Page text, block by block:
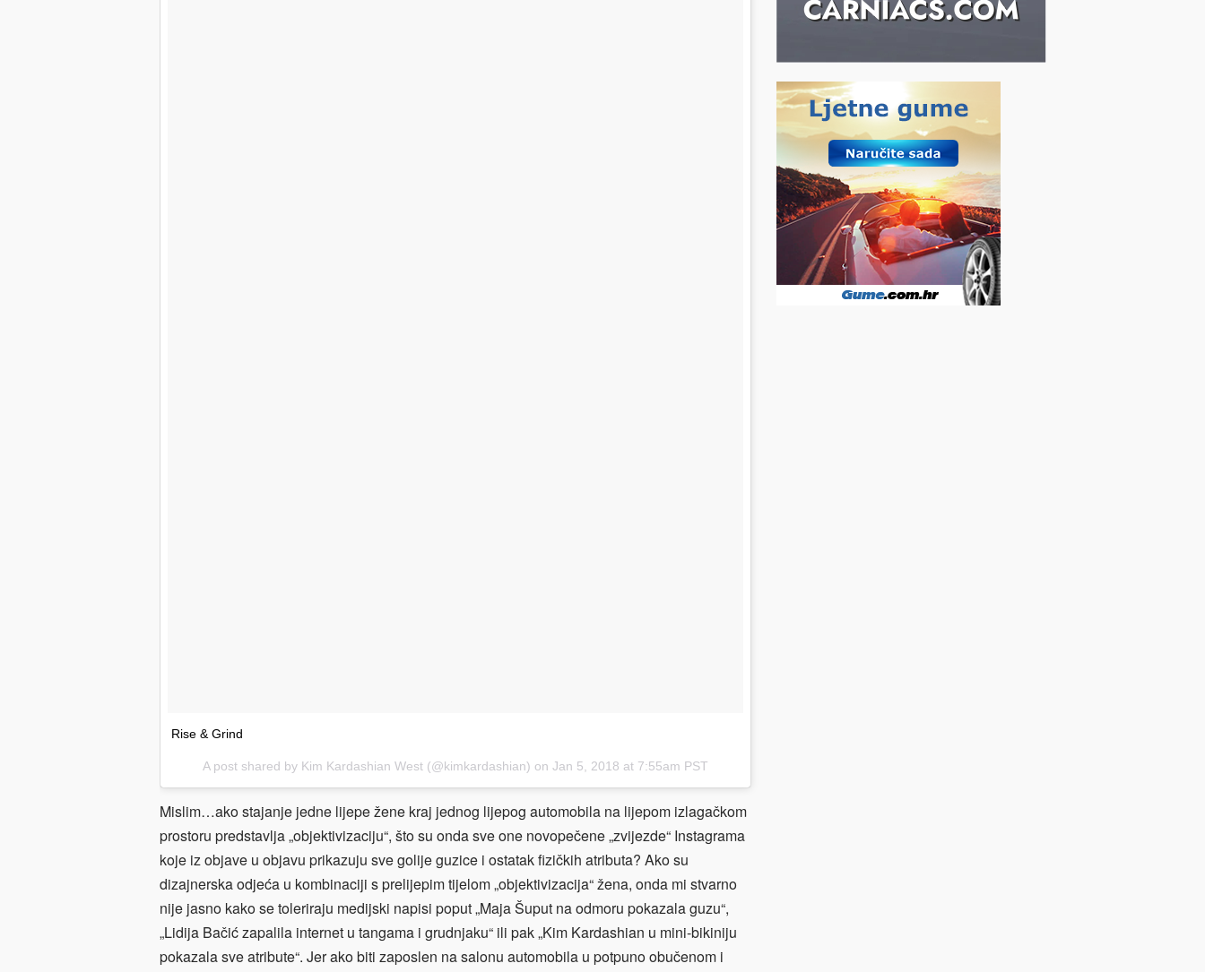
Rise & Grind
A post shared by Kim Kardashian West (@kimkardashian) on Jan 5, 2018 at 7:55am PST
Mislim…ako stajanje jedne lijepe žene kraj jednog lijepog automobila na lijepom izlagačkom
prostoru predstavlja „objektivizaciju“, što su onda sve one novopečene „zvijezde“ Instagrama
koje iz objave u objavu prikazuju sve golije guzice i ostatak fizičkih atributa? Ako su
dizajnerska odjeća u kombinaciji s prelijepim tijelom „objektivizacija“ žena, onda mi stvarno
nije jasno kako se toleriraju medijski napisi poput „Maja Šuput na odmoru pokazala guzu“,
„Lidija Bačić zapalila internet u tangama i grudnjaku“ ili pak „Kim Kardashian u mini-bikiniju
pokazala sve atribute“. Jer ako biti zaposlen na salonu automobila u potpuno obučenom i